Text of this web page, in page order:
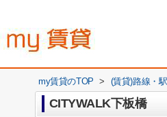
my賃貸のTOP > (賃貸)路線・
CITYWALK下板橋